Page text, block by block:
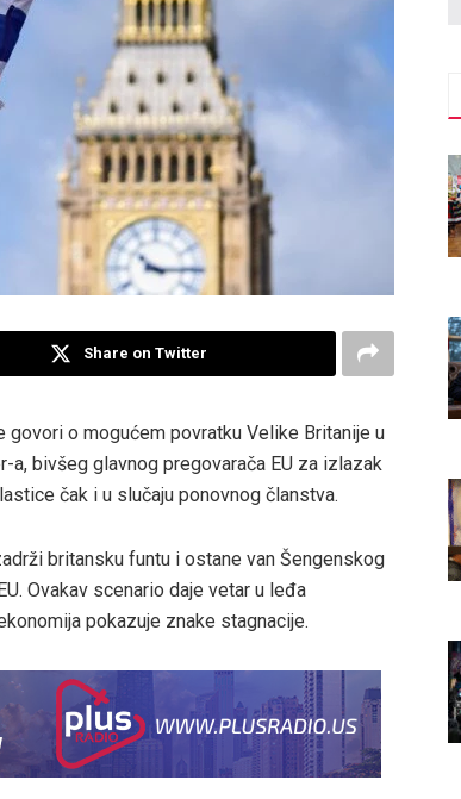
Share on Twitter
o mogućem povratku Velike Britanije u
a, bivšeg glavnog pregovarača EU za izlazak
čak i u slučaju ponovnog članstva.
britansku funtu i ostane van Šengenskog
Ovakav scenario daje vetar u leđa
pokazuje znake stagnacije.